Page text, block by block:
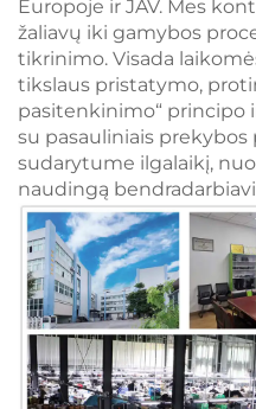
Europoje ir JAV. Mes
žaliavų iki gamybos
tikrinimo. Visada
tikslaus pristatymo,
pasitenkinimo“ principo
su pasauliniais prekybos
sudarytume ilgalaikį,
naudingą